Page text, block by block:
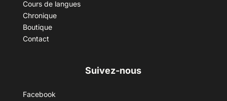
Cours de langues
Chronique
Boutique
Contact
Suivez-nous
Facebook